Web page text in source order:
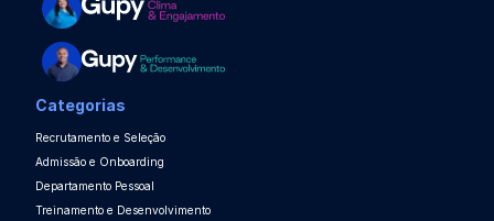
Categorias
Recrutamento e Seleção
Admissão e Onboarding
Departamento Pessoal
Treinamento e Desenvolvimento